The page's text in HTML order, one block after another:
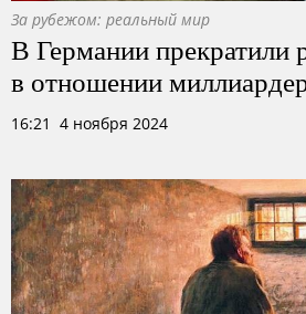
За рубежом: реальный мир
В Германии прекратили
в отношении
16:21 4 ноября 2024